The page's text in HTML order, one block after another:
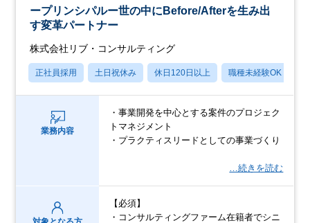
ープリンシパルー世の中にBefore/Afterを生み出
す変革パートナー
株式会社リブ・コンサルティング
正社員採用 土日祝休み 休日120日以上 職種未経験OK
業務内容
・事業開発を中心とする案件のプロジェク
トマネジメント
・プラクティスリードとしての事業づくり
…続きを読む
【必須】
・コンサルティングファーム在籍者でシニ